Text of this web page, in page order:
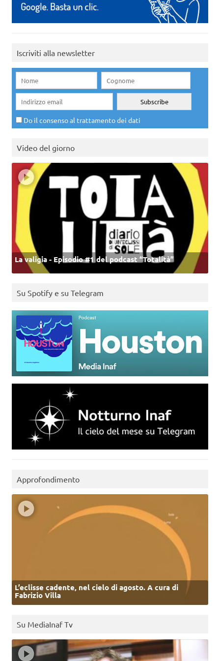
Iscriviti alla newsletter
Do il consenso al trattamento dei dati
Video del giorno
La valigia - Episodio #1 del podcast “Totalità”
Su Spotify e su Telegram
Approfondimento
L’eclisse cadente, nel cielo di agosto. A cura di
Fabrizio Villa
Su MediaInaf Tv